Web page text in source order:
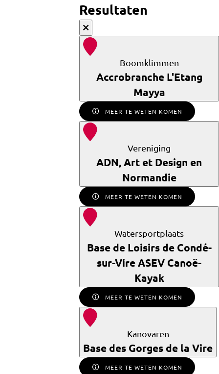
Resultaten
Boomklimmen
Accrobranche L'Etang
Mayya
MEER TE WETEN KOMEN
Vereniging
ADN, Art et Design en
Normandie
MEER TE WETEN KOMEN
Watersportplaats
Base de Loisirs de Condé-
sur-Vire ASEV Canoë-
Kayak
MEER TE WETEN KOMEN
Kanovaren
Base des Gorges de la Vire
MEER TE WETEN KOMEN